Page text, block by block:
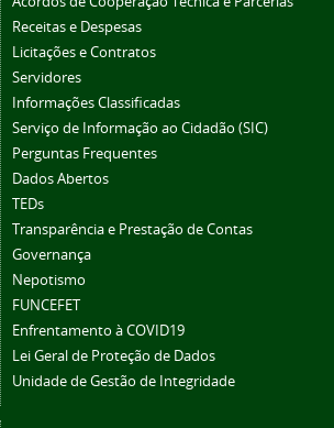
Receitas e Despesas
Licitações e Contratos
Servidores
Informações Classificadas
Serviço de Informação ao Cidadão (SIC)
Perguntas Frequentes
Dados Abertos
TEDs
Transparência e Prestação de Contas
Governança
Nepotismo
FUNCEFET
Enfrentamento à COVID19
Lei Geral de Proteção de Dados
Unidade de Gestão de Integridade